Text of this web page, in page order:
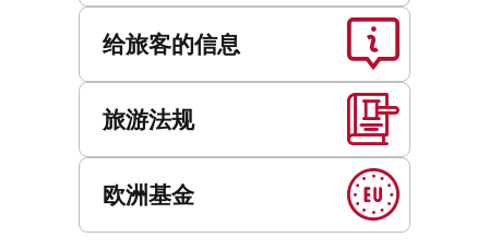
给旅客的信息
旅游法规
欧洲基金